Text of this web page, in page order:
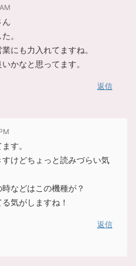
ん
。
にも力入れてますね。
かなと思ってます。
返信
す。
けどちょっと読みづらい気
などはこの機種が？
気がしますね！
返信